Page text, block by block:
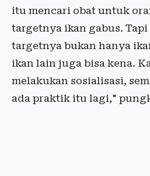
itu mencari obat untuk
targetnya ikan gabus.
targetnya bukan hanya
ikan lain juga bisa kena.
melakukan sosialisasi,
ada praktik itu lagi,"